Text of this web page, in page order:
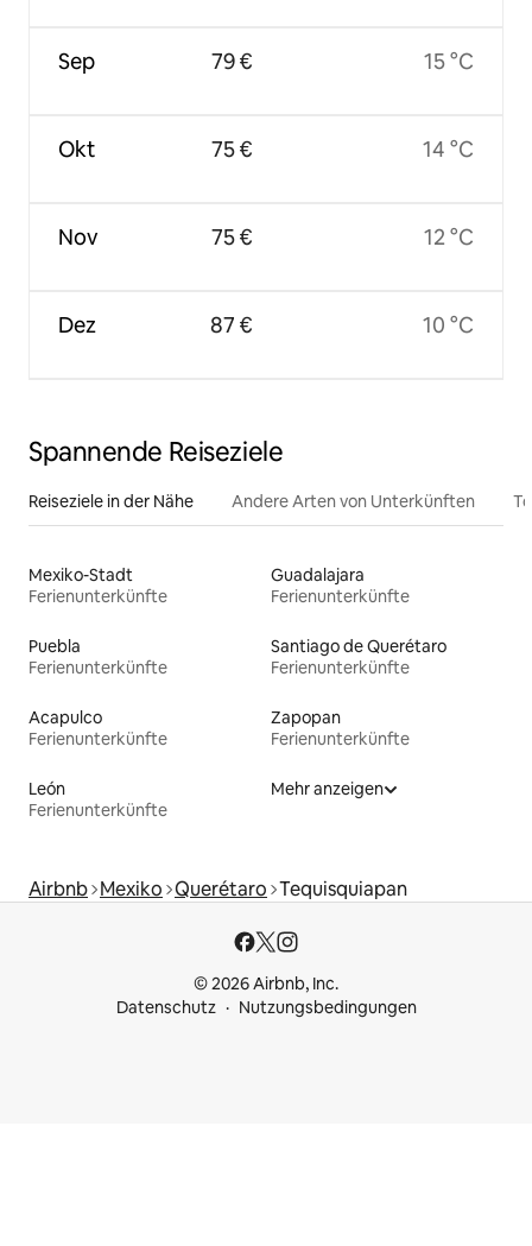
Sep
Okt
Nov
Dez
79 €
75 €
75 €
87 €
15 °C
14 °C
12 °C
10 °C
Spannende Reiseziele
Reiseziele in der Nähe Andere Arten von Unterkünften
Mexiko-Stadt
Ferienunterkünfte
Guadalajara
Ferienunterkünfte
Puebla
Ferienunterkünfte
Santiago de Querétaro
Ferienunterkünfte
Acapulco
Ferienunterkünfte
Zapopan
Ferienunterkünfte
León
Ferienunterkünfte
Mehr anzeigen
Airbnb Mexiko Querétaro Tequisquiapan
© 2026 Airbnb, Inc.
Datenschutz
Nutzungsbedingungen